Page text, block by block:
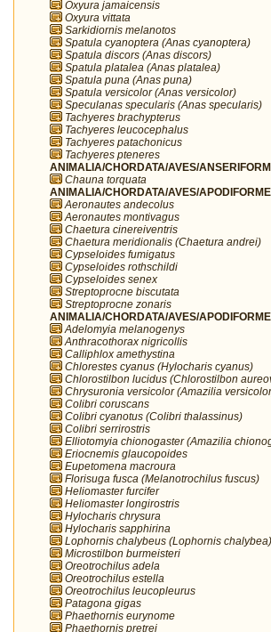
Oxyura jamaicensis
Oxyura vittata
Sarkidiornis melanotos
Spatula cyanoptera (Anas cyanoptera)
Spatula discors (Anas discors)
Spatula platalea (Anas platalea)
Spatula puna (Anas puna)
Spatula versicolor (Anas versicolor)
Speculanas specularis (Anas specularis)
Tachyeres brachypterus
Tachyeres leucocephalus
Tachyeres patachonicus
Tachyeres pteneres
ANIMALIA/CHORDATA/AVES/
Chauna torquata
ANIMALIA/CHORDATA/AVES/
Aeronautes andecolus
Aeronautes montivagus
Chaetura cinereiventris
Chaetura meridionalis (Chaetura andrei)
Cypseloides fumigatus
Cypseloides rothschildi
Cypseloides senex
Streptoprocne biscutata
Streptoprocne zonaris
ANIMALIA/CHORDATA/AVES/
Adelomyia melanogenys
Anthracothorax nigricollis
Calliphlox amethystina
Chlorestes cyanus (Hylocharis cyanus)
Chlorostilbon lucidus (Chlorostilbon
Chrysuronia versicolor (Amazilia
Colibri coruscans
Colibri cyanotus (Colibri thalassinus)
Colibri serrirostris
Elliotomyia chionogaster (Amazilia
Eriocnemis glaucopoides
Eupetomena macroura
Florisuga fusca (Melanotrochilus fuscus)
Heliomaster furcifer
Heliomaster longirostris
Hylocharis chrysura
Hylocharis sapphirina
Lophornis chalybeus (Lophornis chalybea)
Microstilbon burmeisteri
Oreotrochilus adela
Oreotrochilus estella
Oreotrochilus leucopleurus
Patagona gigas
Phaethornis eurynome
Phaethornis pretrei